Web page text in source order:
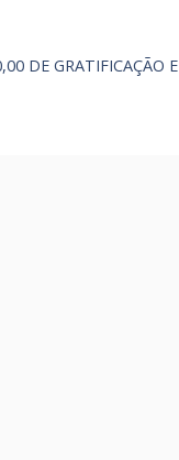
DE GRATIFICAÇÃO E